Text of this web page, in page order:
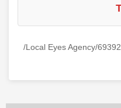
/Local Eyes Agency/